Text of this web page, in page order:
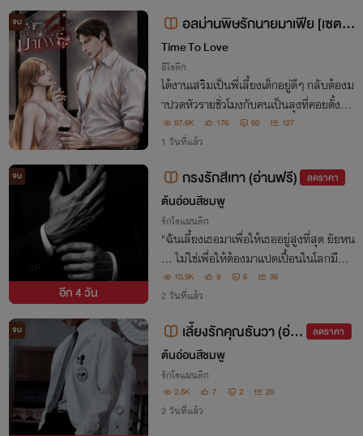
จบ
อลม่านพิษรักนายมาเฟีย [เซตม
าเฟียรุ่นลูก] [ฉายาจับกดจนชิน!]
Time To Love
อีโรติก
ได้งานเสริมเป็นพี่เลี้ยงเด็กอยู่ดีๆ กลับต้องม
าปวดหัวรายชั่วโมงกับคนเป็นลุงที่คอยตั้งแง่
จับผิดเธอราวกับเป็นศัตรูกลับชาติมาเกิด! ยิ่ง
หลบยิ่งเจอ ยิ่งหนียิ่งตาม แต่พอเธอไม่สนใ
97.6K 176 60 127
1 วันที่แล้ว
จบ
อีก4 วัน
กรงรักสีเทา (อ่านฟรี) ลดราคา
ต้นอ่อนสีชมพู
รักโรแมนติก
"ฉันเลี้ยงเธอมาเพื่อให้เธออยู่สูงที่สุด ยัยหน
ู... ไม่ใช่เพื่อให้ต้องมาแปดเปื้อนในโลกมืดข
องฉัน" เธอคือ 'เด็กในอุปการะ' ที่เขาชุบเลี้ย
งเธอไว้ในกรงแก้ว ทว่าเธอดันเแอบรักผู้มี
พระคุณจนหมดหัวใจ....
10.9K 9 6 36
2 วันที่แล้ว
จบ
เลี้ยงรักคุณธันวา (อ่า
นฟรี)
ลดราคา
ต้นอ่อนสีชมพู
รักโรแมนติก
2.5K 7 2 20
2 วันที่แล้ว